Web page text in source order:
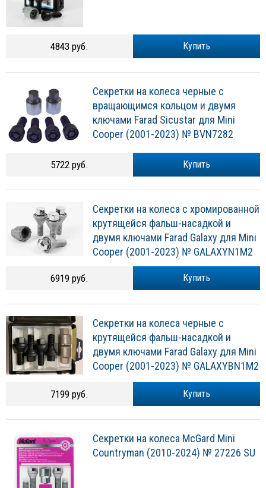
Купить
4843 руб.
Секретки на колеса черные с
вращающимся кольцом и двумя
ключами Farad Sicustar для Mini
Cooper (2001-2023) № BVN7282
Купить
5722 руб.
Секретки на колеса с хромированной
крутящейся фальш-насадкой и
двумя ключами Farad Galaxy для Mini
Cooper (2001-2023) № GALAXYN1M2
Купить
6919 руб.
Секретки на колеса черные с
крутящейся фальш-насадкой и
двумя ключами Farad Galaxy для Mini
Cooper (2001-2023) № GALAXYBN1M2
Купить
7199 руб.
Секретки на колеса McGard Mini
Countryman (2010-2024) № 27226 SU